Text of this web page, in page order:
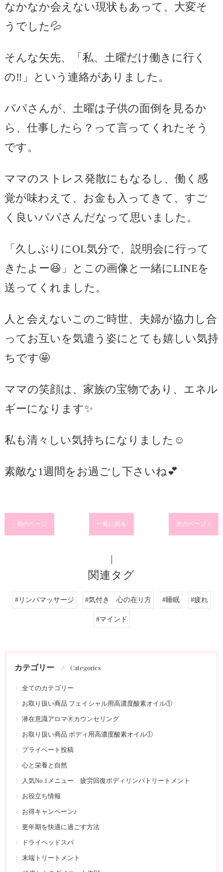
なかなか会えない現状もあって、大変そ
うでした💦
そんな矢先、「私、土曜だけ働きに行く
の‼️」という連絡がありました。
パパさんが、土曜は子供の面倒を見るか
ら、仕事したら？って言ってくれたそう
です。
ママのストレス発散にもなるし、働く感
覚が味わえて、お金も入ってきて、すご
く良いパパさんだなって思いました。
「久しぶりにOL気分で、説明会に行って
きたよー😆」とこの画像と一緒にLINEを
送ってくれました。
人と会えないこのご時世、夫婦が協力し合
ってお互いを気遣う姿にとても嬉しい気持
ちです🤩
ママの笑顔は、家族の宝物であり、エネル
ギーになります✨
私も清々しい気持ちになりました☺️
素敵な1週間をお過ごし下さいね💕
< 前のページ 一覧に戻る 次のページ >
関連タグ
#リンパマッサージ #気付き 心の在り方 #睡眠 #疲れ
#マインド
カテゴリー Categories
全てのカテゴリー
お取り扱い商品 フェイシャル用高濃度酸素オイル①
潜在意識アロマ🄬カウンセリング
お取り扱い商品 ボディ用高濃度酸素オイル①
プライベート投稿
心と栄養と自然
人気No.1メニュー 疲労回復ボディリンパトリートメント
お役立ち情報
お得キャンペーン♪
更年期を快適に過ごす方法
ドライヘッドスパ
末端トリートメント